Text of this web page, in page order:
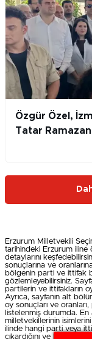
Özgür Özel,
Tatar
Erzurum Milletvekili
tarihindeki Erzurum iline
detaylarını
sonuçlarına ve
bölgenin parti ve ittifak
gözlemleyebilirsiniz.
partilerin ve ittifakların
Ayrıca, sayfanın alt
oy sonuçları ve
listelenmiş durumda.
milletvekillerinin
ilinde hangi parti veya
çıkardığını ve kazanan